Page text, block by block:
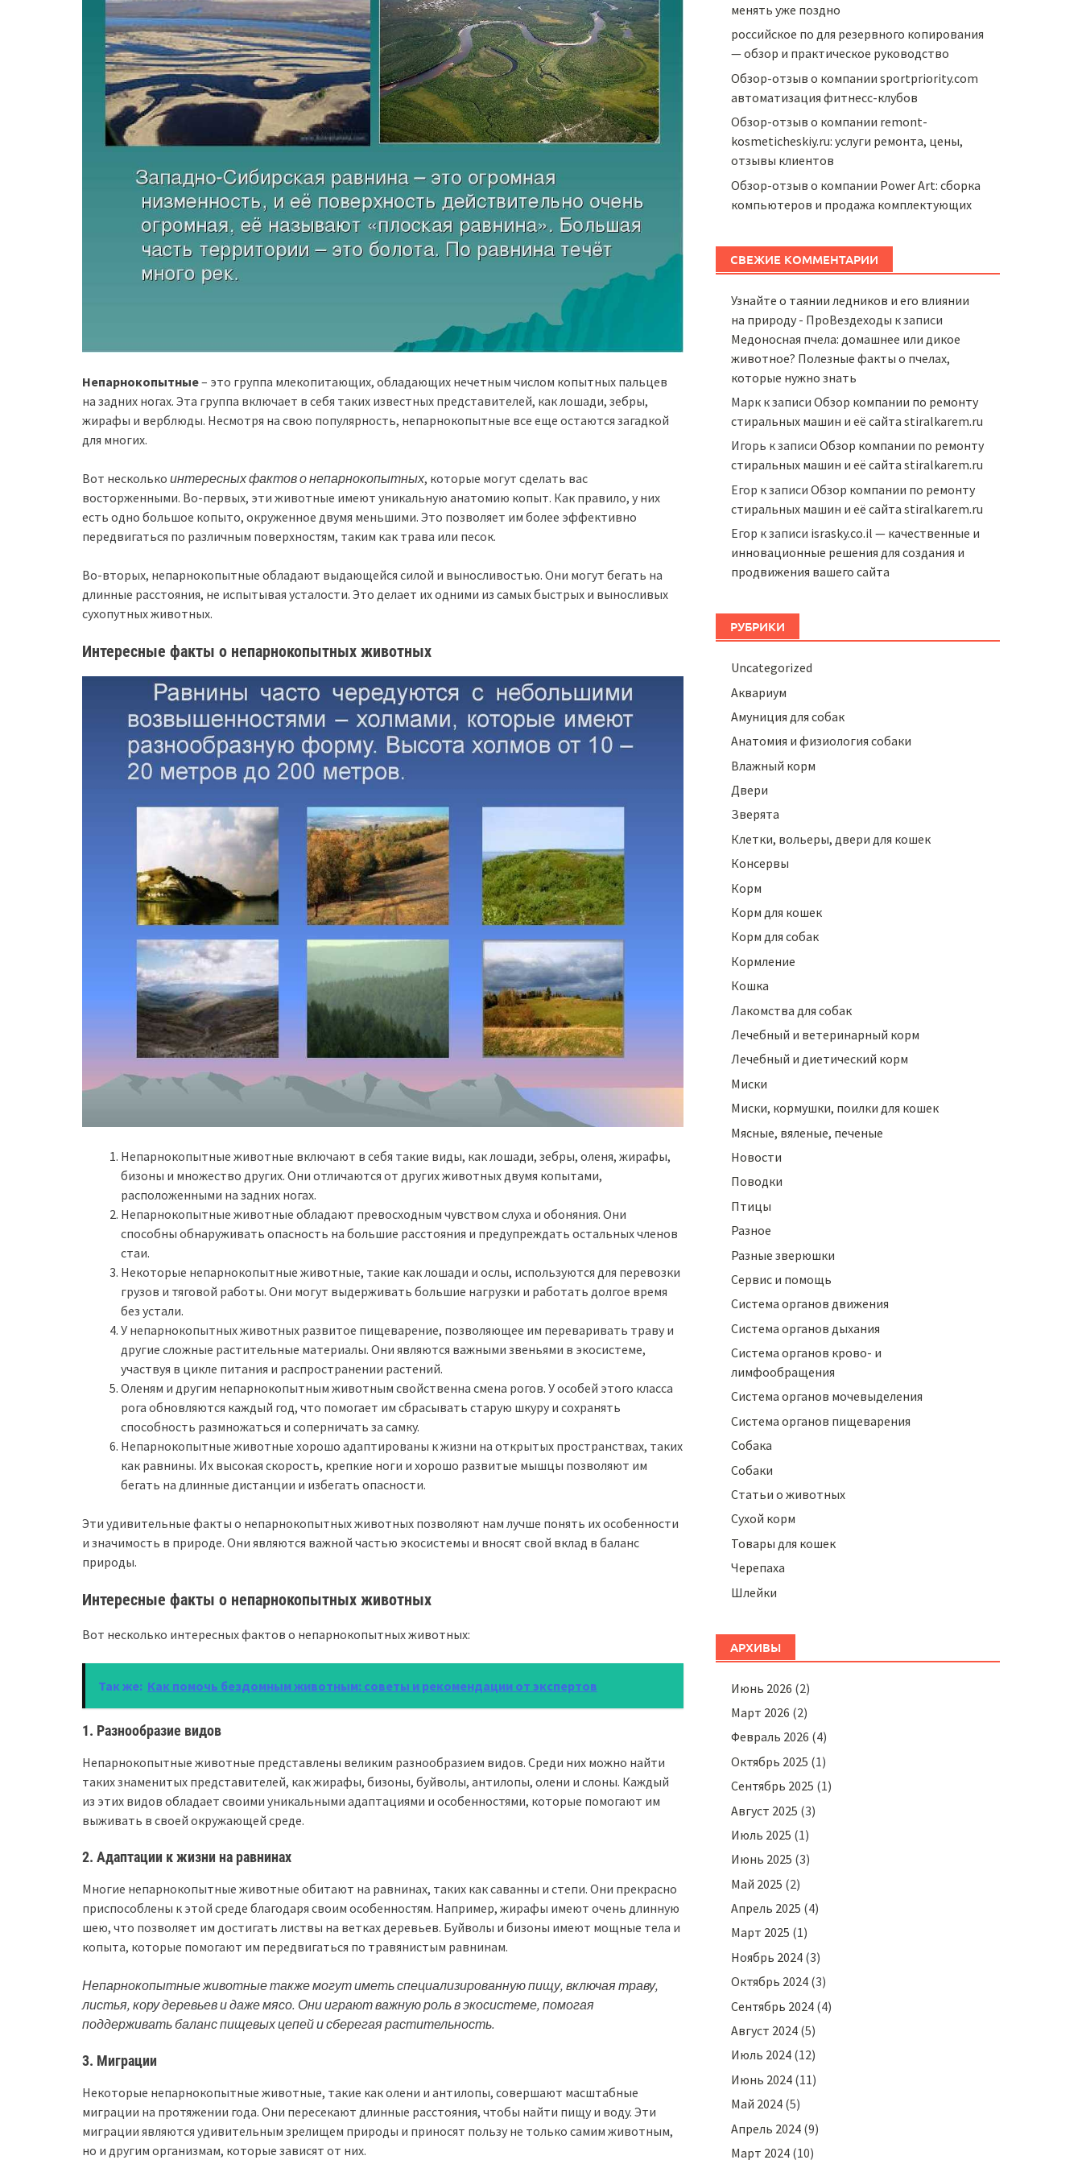
Непарнокопытные– это группа млекопитающих, обладающих нечетным числом копытных пальцев
на задних ногах. Эта группа включает в себя таких известных представителей, как лошади, зебры,
жирафы и верблюды. Несмотря на свою популярность, непарнокопытные все еще остаются загадкой
для многих.
Вот несколько интересных фактов о непарнокопытных, которые могут сделать вас
восторженными. Во-первых, эти животные имеют уникальную анатомию копыт. Как правило, у них
есть одно большое копыто, окруженное двумя меньшими. Это позволяет им более эффективно
передвигаться по различным поверхностям, таким как трава или песок.
Во-вторых, непарнокопытные обладают выдающейся силой и выносливостью. Они могут бегать на
длинные расстояния, не испытывая усталости. Это делает их одними из самых быстрых и выносливых
сухопутных животных.
Интересные факты о непарнокопытных животных
Непарнокопытные животные включают в себя такие виды, как лошади, зебры, оленя, жирафы,
бизоны и множество других. Они отличаются от других животных двумя копытами,
расположенными на задних ногах.
Непарнокопытные животные обладают превосходным чувством слуха и обоняния. Они
способны обнаруживать опасность на большие расстояния и предупреждать остальных членов
стаи.
Некоторые непарнокопытные животные, такие как лошади и ослы, используются для перевозки
грузов и тяговой работы. Они могут выдерживать большие нагрузки и работать долгое время
без устали.
У непарнокопытных животных развитое пищеварение, позволяющее им переваривать траву и
другие сложные растительные материалы. Они являются важными звеньями в экосистеме,
участвуя в цикле питания и распространении растений.
Оленям и другим непарнокопытным животным свойственна смена рогов. У особей этого класса
рога обновляются каждый год, что помогает им сбрасывать старую шкуру и сохранять
способность размножаться и соперничать за самку.
Непарнокопытные животные хорошо адаптированы к жизни на открытых пространствах, таких
как равнины. Их высокая скорость, крепкие ноги и хорошо развитые мышцы позволяют им
бегать на длинные дистанции и избегать опасности.
Эти удивительные факты о непарнокопытных животных позволяют нам лучше понять их особенности
и значимость в природе. Они являются важной частью экосистемы и вносят свой вклад в баланс
природы.
Интересные факты о непарнокопытных животных
Вот несколько интересных фактов о непарнокопытных животных:
Так же: Как помочь бездомным животным: советы и рекомендации от экспертов
1. Разнообразие видов
Непарнокопытные животные представлены великим разнообразием видов. Среди них можно найти
таких знаменитых представителей, как жирафы, бизоны, буйволы, антилопы, олени и слоны. Каждый
из этих видов обладает своими уникальными адаптациями и особенностями, которые помогают им
выживать в своей окружающей среде.
2. Адаптации к жизни на равнинах
Многие непарнокопытные животные обитают на равнинах, таких как саванны и степи. Они прекрасно
приспособлены к этой среде благодаря своим особенностям. Например, жирафы имеют очень длинную
шею, что позволяет им достигать листвы на ветках деревьев. Буйволы и бизоны имеют мощные тела и
копыта, которые помогают им передвигаться по травянистым равнинам.
Непарнокопытные животные также могут иметь специализированную пищу, включая траву,
листья, кору деревьев и даже мясо. Они играют важную роль в экосистеме, помогая
поддерживать баланс пищевых цепей и сберегая растительность.
3. Миграции
Некоторые непарнокопытные животные, такие как олени и антилопы, совершают масштабные
миграции на протяжении года. Они пересекают длинные расстояния, чтобы найти пищу и воду. Эти
миграции являются удивительным зрелищем природы и приносят пользу не только самим животным,
но и другим организмам, которые зависят от них.
менять уже поздно
российское по для резервного копирования
— обзор и практическое руководство
Обзор-отзыв о компании sportpriority.com
автоматизация фитнесс-клубов
Обзор-отзыв о компании remont-
kosmeticheskiy.ru: услуги ремонта, цены,
отзывы клиентов
Обзор-отзыв о компании Power Art: сборка
компьютеров и продажа комплектующих
СВЕЖИЕ КОММЕНТАРИИ
Узнайте о таянии ледников и его влиянии
на природу - ПроВездеходы к записи
Медоносная пчела: домашнее или дикое
животное? Полезные факты о пчелах,
которые нужно знать
Маркк записи Обзор компании по ремонту
стиральных машин и её сайта stiralkarem.ru
Игорь к записи Обзор компании по ремонту
стиральных машин и её сайта stiralkarem.ru
Егор к записи Обзор компании по ремонту
стиральных машин и её сайта stiralkarem.ru
Егор к записи israsky.co.il — качественные и
инновационные решения для создания и
продвижения вашего сайта
РУБРИКИ
Uncategorized
Аквариум
Амуниция для собак
Анатомия и физиология собаки
Влажный корм
Двери
Зверята
Клетки, вольеры, двери для кошек
Консервы
Корм
Корм для кошек
Корм для собак
Кормление
Кошка
Лакомства для собак
Лечебный и ветеринарный корм
Лечебный и диетический корм
Миски
Миски, кормушки, поилки для кошек
Мясные, вяленые, печеные
Новости
Поводки
Птицы
Разное
Разные зверюшки
Сервис и помощь
Система органов движения
Система органов дыхания
Система органов крово- и
лимфообращения
Система органов мочевыделения
Система органов пищеварения
Собака
Собаки
Статьи о животных
Сухой корм
Товары для кошек
Черепаха
Шлейки
АРХИВЫ
Июнь 2026 (2)
Март 2026 (2)
Февраль 2026 (4)
Октябрь 2025 (1)
Сентябрь 2025 (1)
Август 2025 (3)
Июль 2025 (1)
Июнь 2025 (3)
Май 2025 (2)
Апрель 2025 (4)
Март 2025 (1)
Ноябрь 2024(3)
Октябрь 2024(3)
Сентябрь 2024(4)
Август 2024(5)
Июль 2024(12)
Июнь 2024(11)
Май 2024(5)
Апрель 2024(9)
Март 2024(10)